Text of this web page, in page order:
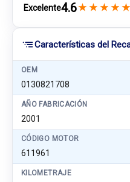
Características del
OEM
0130821708
AÑO FABRICACIÓN
2001
CÓDIGO MOTOR
611961
KILOMETRAJE
Excelente4.6★ ★ ★ ★ ★